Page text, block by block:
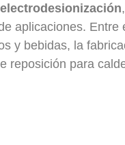
electrodesionización
aplicaciones. Entre
y bebidas, la
reposición para